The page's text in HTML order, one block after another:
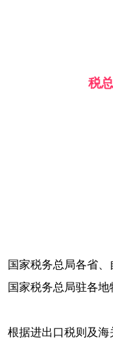
税
国家税务总局各省、
国家税务总局驻各地
根据进出口税则及